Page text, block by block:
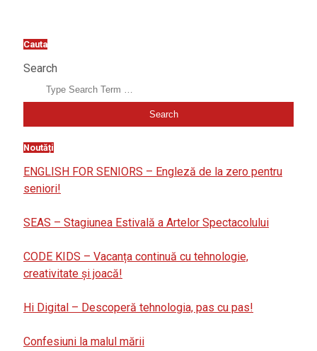
Cauta
Search
Noutăți
ENGLISH FOR SENIORS – Engleză de la zero pentru
seniori!
SEAS – Stagiunea Estivală a Artelor Spectacolului
CODE KIDS – Vacanța continuă cu tehnologie,
creativitate și joacă!
Hi Digital – Descoperă tehnologia, pas cu pas!
Confesiuni la malul mării